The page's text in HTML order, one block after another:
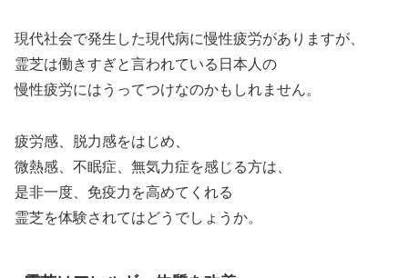
現代社会で発生した現代病に慢性疲労がありますが、
霊芝は働きすぎと言われている日本人の
慢性疲労にはうってつけなのかもしれません。
疲労感、脱力感をはじめ、
微熱感、不眠症、無気力症を感じる方は、
是非一度、免疫力を高めてくれる
霊芝を体験されてはどうでしょうか。